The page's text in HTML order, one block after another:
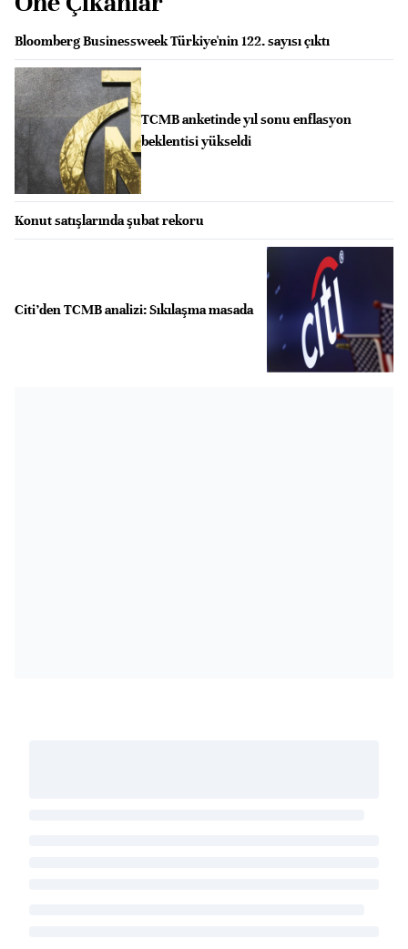
Bloomberg Businessweek Türkiye'nin 122. sayısı çıktı
TCMB anketinde yıl sonu enflasyon
beklentisi yükseldi
Konut satışlarında şubat rekoru
Citi’den TCMB analizi: Sıkılaşma masada